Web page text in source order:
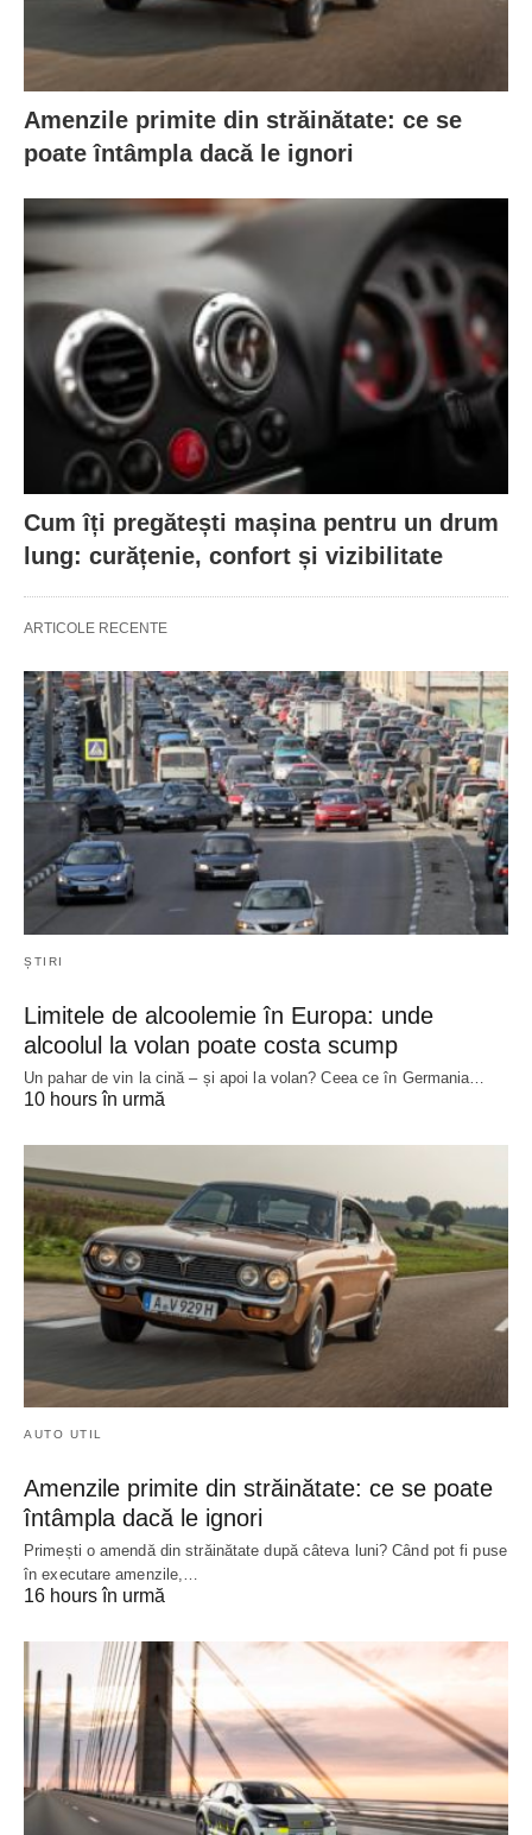
Amenzile primite din străinătate: ce se
poate întâmpla dacă le ignori
Cum îți pregătești mașina pentru un drum
lung: curățenie, confort și vizibilitate
ARTICOLE RECENTE
ȘTIRI
Limitele de alcoolemie în Europa: unde
alcoolul la volan poate costa scump
Un pahar de vin la cină – și apoi la volan? Ceea ce în Germania…
10 hours în urmă
AUTO UTIL
Amenzile primite din străinătate: ce se poate
întâmpla dacă le ignori
Primești o amendă din străinătate după câteva luni? Când pot fi puse
în executare amenzile,…
16 hours în urmă